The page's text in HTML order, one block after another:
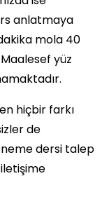
anlatmaya
mola 40
yüz
hiçbir farkı
de
dersi talep